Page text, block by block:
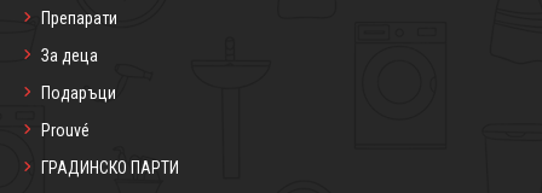
Препарати
За деца
Подаръци
Prouvé
ГРАДИНСКО ПАРТИ